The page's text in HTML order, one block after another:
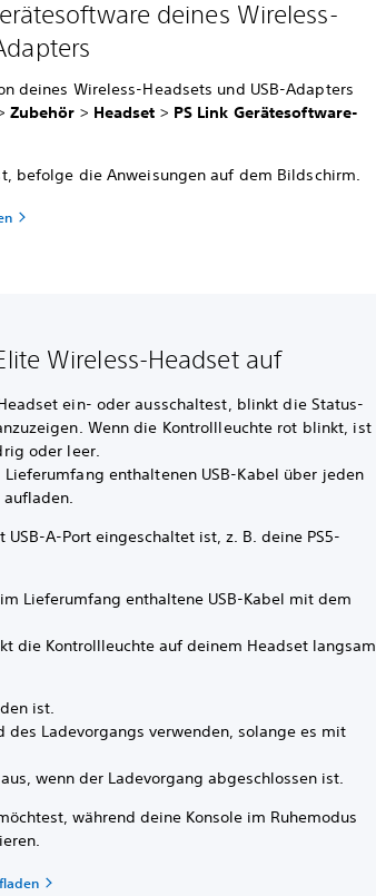
deines Wireless-
deines Wireless-Headsets und USB-Adapters
Zubehör > Headset > PS Link Gerätesoftware-
befolge die Anweisungen auf dem Bildschirm.
Wireless-Headset auf
ein- oder ausschaltest, blinkt die Status-
Wenn die Kontrollleuchte rot blinkt, ist
oder leer.
enthaltenen USB-Kabel über jeden
A-Port eingeschaltet ist, z. B. deine PS5-
Lieferumfang enthaltene USB-Kabel mit dem
die Kontrollleuchte auf deinem Headset langsam
ist.
des Ladevorgangs verwenden, solange es mit
wenn der Ladevorgang abgeschlossen ist.
während deine Konsole im Ruhemodus